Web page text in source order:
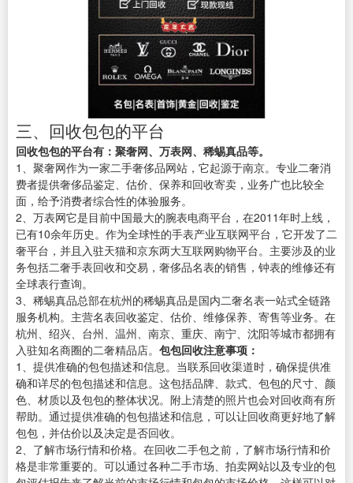
三、回收包包的平台
回收包包的平台有：聚奢网、万表网、稀蜴真品等。
1、聚奢网作为一家二手奢侈品网站，它起源于南京。专业二奢消
费者提供奢侈品鉴定、估价、保养和回收寄卖，业务广也比较全
面，给予消费者综合性的体验服务。
2、万表网它是目前中国最大的腕表电商平台，在2011年时上线，
已有10余年历史。作为全球性的手表产业互联网平台，它开发了二
奢平台，并且入驻天猫和京东两大互联网购物平台。主要涉及的业
务包括二奢手表回收和交易，奢侈品名表的销售，钟表的维修还有
全球表行查询。
3、稀蜴真品总部在杭州的稀蜴真品是国内二奢名表一站式全链路
服务机构。主营名表回收鉴定、估价、维修保养、寄售等业务。在
杭州、绍兴、台州、温州、南京、重庆、南宁、沈阳等城市都拥有
入驻知名商圈的二奢精品店。 包包回收注意事项：
1、提供准确的包包描述和信息。当联系回收渠道时，确保提供准
确和详尽的包包描述和信息。这包括品牌、款式、包包的尺寸、颜
色、材质以及包包的整体状况。附上清楚的照片也会对回收商有所
帮助。通过提供准确的包包描述和信息，可以让回收商更好地了解
包包，并估价以及决定是否回收。
2、了解市场行情和价格。在回收二手包之前，了解市场行情和价
格是非常重要的。可以通过各种二手市场、拍卖网站以及专业的包